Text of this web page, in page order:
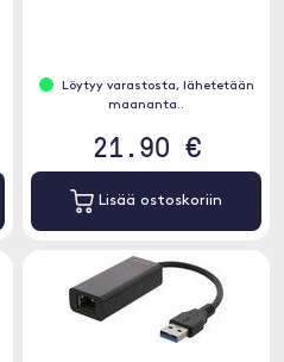
Löytyy varastosta, lähetetään
maananta..
21.90 €
Lisää ostoskoriin